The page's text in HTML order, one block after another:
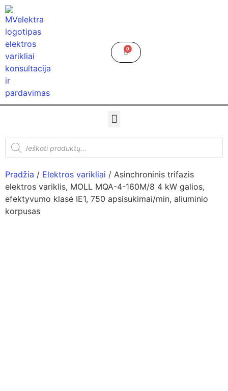
0
Pradžia / Elektros varikliai / Asinchroninis trifazis
elektros variklis, MOLL MQA-4-160M/8 4 kW galios,
efektyvumo klasė IE1, 750 apsisukimai/min, aliuminio
korpusas